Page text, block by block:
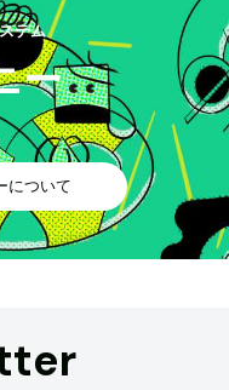
テム
ー
について